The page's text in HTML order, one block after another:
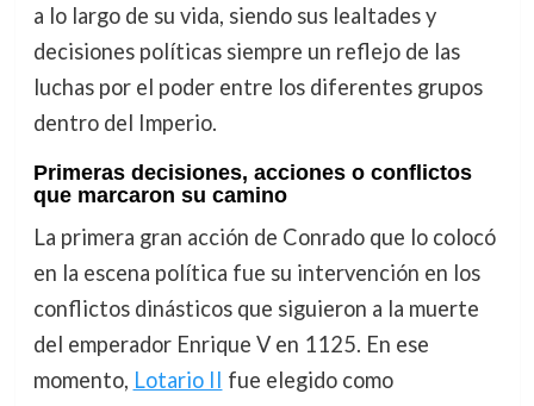
a lo largo de su vida, siendo sus lealtades y
decisiones políticas siempre un reflejo de las
luchas por el poder entre los diferentes grupos
dentro del Imperio.
Primeras decisiones, acciones o conflictos
que marcaron su camino
La primera gran acción de Conrado que lo colocó
en la escena política fue su intervención en los
conflictos dinásticos que siguieron a la muerte
del emperador Enrique V en 1125. En ese
momento, Lotario II fue elegido como